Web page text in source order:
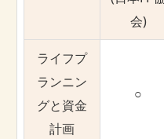
会)
ライフプ
ランニン
グと資金
計画
○